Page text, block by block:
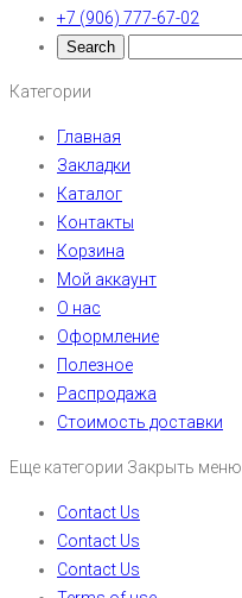
+7 (906) 777-67-02
Категории
Главная
Закладки
Каталог
Контакты
Корзина
Мой аккаунт
О нас
Оформление
Полезное
Распродажа
Стоимость доставки
Еще категории Закрыть меню
Contact Us
Contact Us
Contact Us